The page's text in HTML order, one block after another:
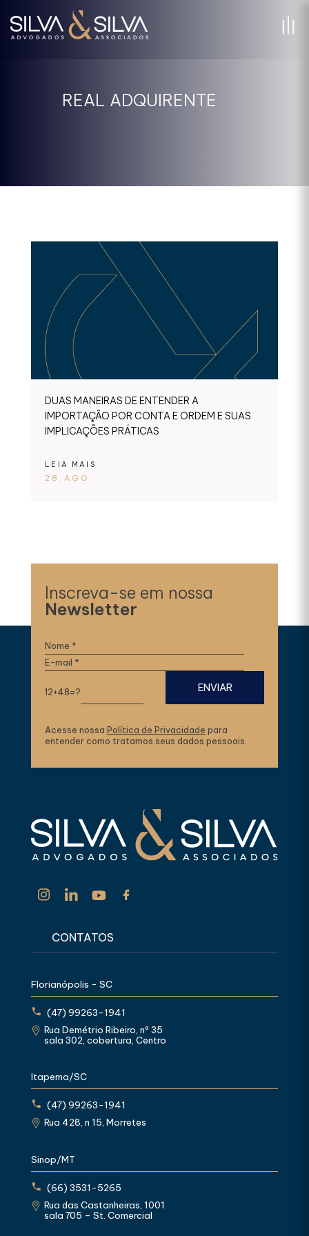
REAL ADQUIRENTE
DUAS MANEIRAS DE ENTENDER A
IMPORTAÇÃO POR CONTA E ORDEM E SUAS
IMPLICAÇÕES PRÁTICAS
28.AGO
LEIA MAIS
Inscreva-se em nossa
Newsletter
12+48=?
Acesse nossa Política de Privacidade para
entender como tratamos seus dados pessoais.
CONTATOS
Florianópolis - SC
(47) 99263-1941
Rua Demétrio Ribeiro, nº 35
sala 302, cobertura, Centro
Itapema/SC
(47) 99263-1941
Rua 428, n 15, Morretes
Sinop/MT
(66) 3531-5265
Rua das Castanheiras, 1001
sala 705 – St. Comercial